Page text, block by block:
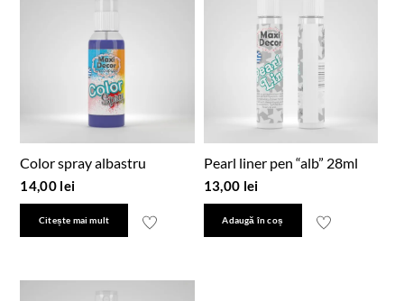
Color spray albastru
14,00 lei
Citește mai mult
Pearl liner pen “alb” 28ml
13,00 lei
Adaugă în coș